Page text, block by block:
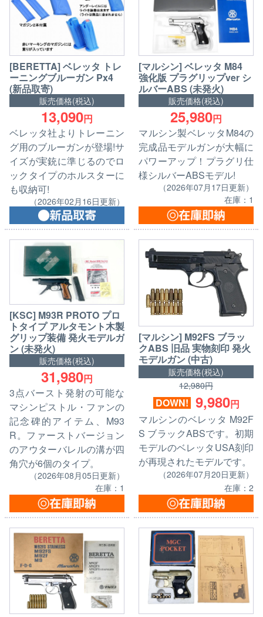
[BERETTA] ベレッタ トレ
ーニングブルーガン Px4
(新品取寄)
販売価格(税込)
13,090円
ベレッタ社よりトレーニン
グ用のブルーガンが登場!サ
イズが実銃に準じるのでロ
ックタイプのホルスターに
も収納可!
（2026年02月16日更新）
[マルシン] ベレッタ M84
強化版 プラグリップver シ
ルバーABS (未発火)
販売価格(税込)
25,980円
マルシン製ベレッタM84の
完成品モデルガンが大幅に
パワーアップ！プラグリ仕
様シルバーABSモデル!
（2026年07月17日更新）
在庫：1
[KSC] M93R PROTO プロ
トタイプ アルタモント木製
グリップ装備 発火モデルガ
ン (未発火)
販売価格(税込)
31,980円
3点バースト発射の可能な
マシンピストル・ファンの
記念碑的アイテム、M93
R。ファーストバージョン
のアウターバレルの溝が四
角穴が6個のタイプ。
（2026年08月05日更新）
在庫：1
[マルシン] M92FS ブラッ
クABS 旧品 実物刻印 発火
モデルガン (中古)
販売価格(税込)
12,980円
DOWN! 9,980円
マルシンのベレッタ M92F
S ブラックABSです。初期
モデルのベレッタUSA刻印
が再現されたモデルです。
（2026年07月20日更新）
在庫：2